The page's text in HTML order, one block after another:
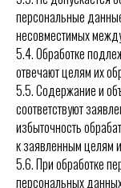
персональные
несовместимых
5.4. Обработке
отвечают целям их
5.5. Содержание и
соответствуют
избыточность
к заявленным целям
5.6. При обработке
персональных